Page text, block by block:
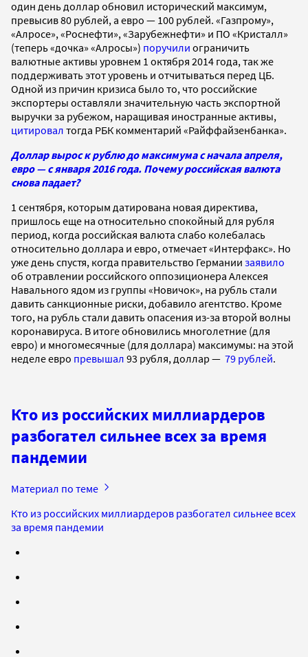
один день доллар обновил исторический максимум,
превысив 80 рублей, а евро — 100 рублей. «Газпрому»,
«Алросе», «Роснефти», «Зарубежнефти» и ПО «Кристалл»
(теперь «дочка» «Алросы») поручили ограничить
валютные активы уровнем 1 октября 2014 года, так же
поддерживать этот уровень и отчитываться перед ЦБ.
Одной из причин кризиса было то, что российские
экспортеры оставляли значительную часть экспортной
выручки за рубежом, наращивая иностранные активы,
цитировал тогда РБК комментарий «Райффайзенбанка».
Доллар вырос к рублю до максимума с начала апреля,
евро — с января 2016 года. Почему российская валюта
снова падает?
1 сентября, которым датирована новая директива,
пришлось еще на относительно спокойный для рубля
период, когда российская валюта слабо колебалась
относительно доллара и евро, отмечает «Интерфакс». Но
уже день спустя, когда правительство Германии заявило
об отравлении российского оппозиционера Алексея
Навального ядом из группы «Новичок», на рубль стали
давить санкционные риски, добавило агентство. Кроме
того, на рубль стали давить опасения из-за второй волны
коронавируса. В итоге обновились многолетние (для
евро) и многомесячные (для доллара) максимумы: на этой
неделе евро превышал 93 рубля, доллар — 79 рублей.
Кто из российских миллиардеров
разбогател сильнее всех за время
пандемии
Материал по теме
Кто из российских миллиардеров разбогател сильнее всех
за время пандемии